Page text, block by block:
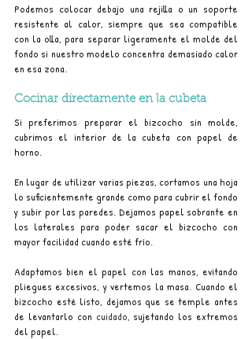
Podemos colocar debajo una rejilla o un soporte
resistente al calor, siempre que sea compatible
con la olla, para separar ligeramente el molde del
fondo si nuestro modelo concentra demasiado calor
en esa zona.
Cocinar directamente en la cubeta
Si preferimos preparar el bizcocho sin molde,
cubrimos el interior de la cubeta con papel de
horno.
En lugar de utilizar varias piezas, cortamos una hoja
lo suficientemente grande como para cubrir el fondo
y subir por las paredes. Dejamos papel sobrante en
los laterales para poder sacar el bizcocho con
mayor facilidad cuando esté frío.
Adaptamos bien el papel con las manos, evitando
pliegues excesivos, y vertemos la masa. Cuando el
bizcocho esté listo, dejamos que se temple antes
de levantarlo con cuidado, sujetando los extremos
del papel.